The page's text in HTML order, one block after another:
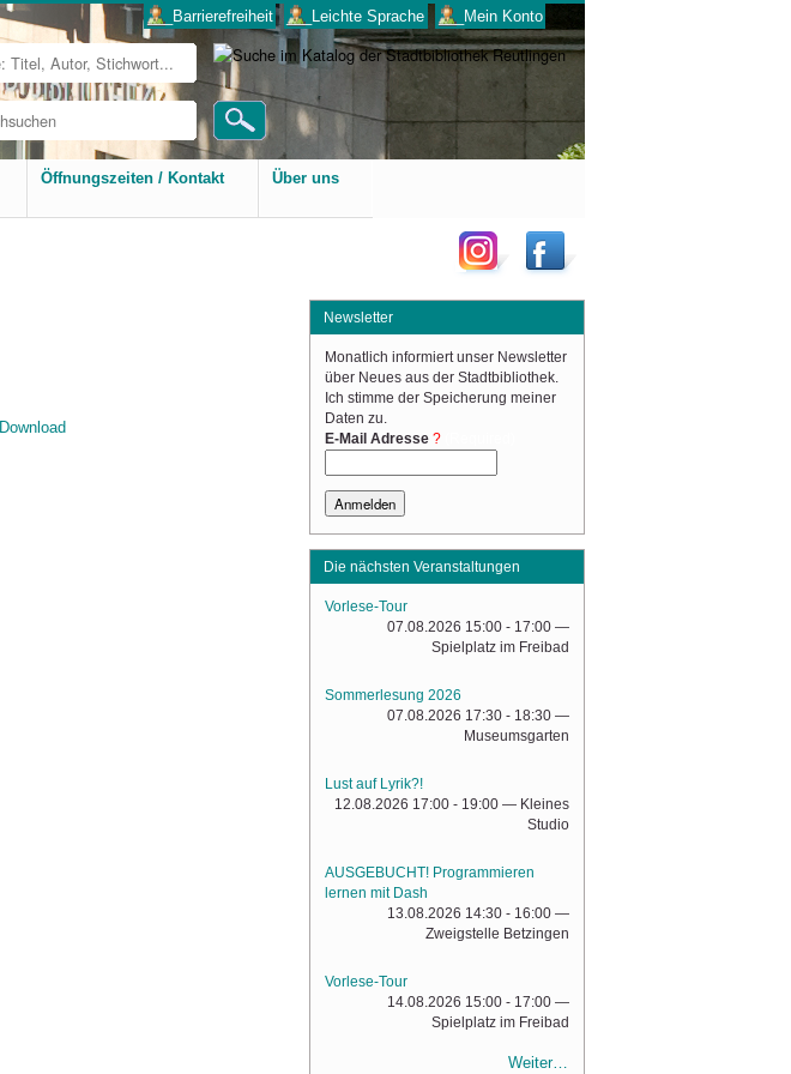
___Barrierefreiheit ___Leichte Sprache ___Mein Konto
Öffnungszeiten / Kontakt Über uns
Download
Newsletter
Monatlich informiert unser Newsletter
über Neues aus der Stadtbibliothek.
Ich stimme der Speicherung meiner
Daten zu.
E-Mail Adresse
Die nächsten Veranstaltungen
Vorlese-Tour
07.08.2026 15:00 - 17:00 —
Spielplatz im Freibad
Sommerlesung 2026
07.08.2026 17:30 - 18:30 —
Museumsgarten
Lust auf Lyrik?!
12.08.2026 17:00 - 19:00 — Kleines
Studio
AUSGEBUCHT! Programmieren
lernen mit Dash
13.08.2026 14:30 - 16:00 —
Zweigstelle Betzingen
Vorlese-Tour
14.08.2026 15:00 - 17:00 —
Spielplatz im Freibad
Weiter…